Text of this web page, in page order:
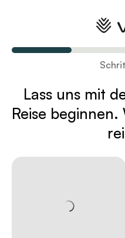
Lass uns mit
Reise beginnen.